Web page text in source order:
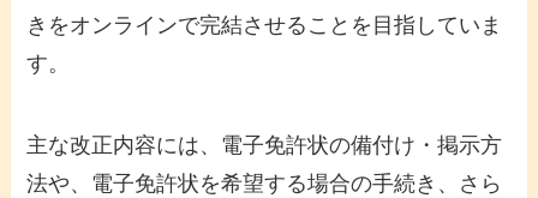
きをオンラインで完結させることを目指していま
す。
主な改正内容には、電子免許状の備付け・掲示方
法や、電子免許状を希望する場合の手続き、さら